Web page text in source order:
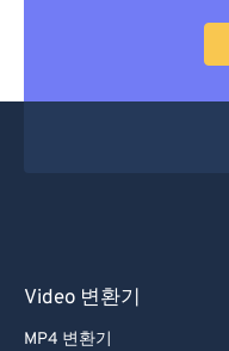
Video 변환기
MP4 변환기